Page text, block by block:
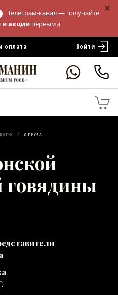
Телеграм-канал— получайте
и акции первыми
оплата Войти
ВАГЮ ОТРУБА
говядины